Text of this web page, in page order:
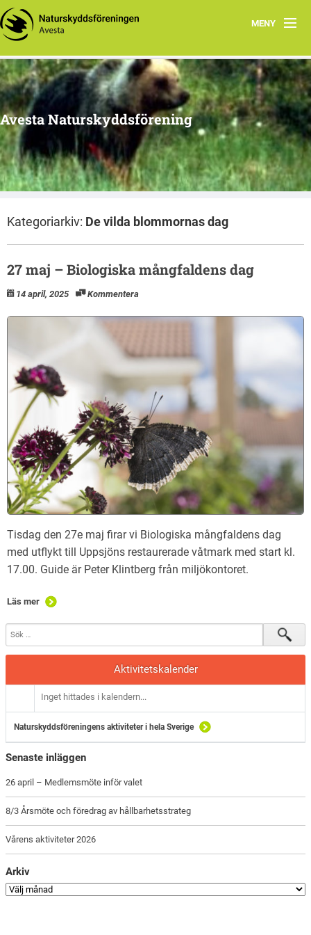
MENY
Hem
Om oss
Aktuella händelser
Tidigare aktiviteter
Naturtips i Avesta
Avesta Naturskyddsförening
Kategoriarkiv: De vilda blommornas dag
27 maj – Biologiska mångfaldens dag
14 april, 2025 Kommentera
Tisdag den 27e maj firar vi Biologiska mångfaldens dag
med utflykt till Uppsjöns restaurerade våtmark med start kl.
17.00. Guide är Peter Klintberg från miljökontoret.
Läs mer
Aktivitetskalender
Inget hittades i kalendern...
Naturskyddsföreningens aktiviteter i hela Sverige
Senaste inläggen
26 april – Medlemsmöte inför valet
8/3 Årsmöte och föredrag av hållbarhetsstrateg
Vårens aktiviteter 2026
Arkiv